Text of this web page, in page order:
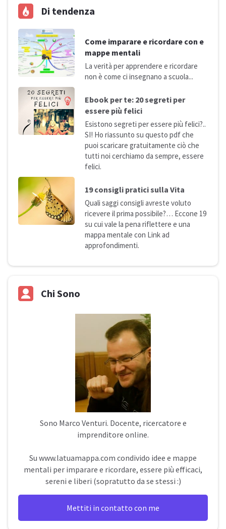
Di tendenza
Come imparare e ricordare con e
mappe mentali
La verità per apprendere e ricordare
non è come ci insegnano a scuola...
Ebook per te: 20 segreti per
essere più felici
Esistono segreti per essere più felici?..
SI! Ho riassunto su questo pdf che
puoi scaricare gratuitamente ciò che
tutti noi cerchiamo da sempre, essere
felici.
19 consigli pratici sulla Vita
Quali saggi consigli avreste voluto
ricevere il prima possibile?… Eccone 19
su cui vale la pena riflettere e una
mappa mentale con Link ad
approfondimenti.
Chi Sono
Sono Marco Venturi. Docente, ricercatore e
imprenditore online.
Su www.latuamappa.com condivido idee e mappe
mentali per imparare e ricordare, essere più efficaci,
sereni e liberi (sopratutto da se stessi :)
Mettiti in contatto con me